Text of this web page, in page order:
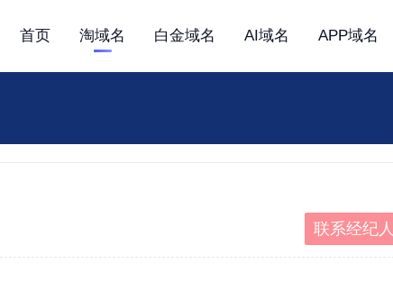
首页 淘域名 白金域名 AI域名 APP域名
联系经纪人